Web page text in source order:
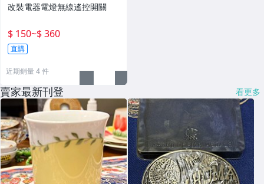
改裝電器電燈無線遙控開關
$ 150~$ 360
直購
近期銷量 4 件
賣家最新刊登 看更多